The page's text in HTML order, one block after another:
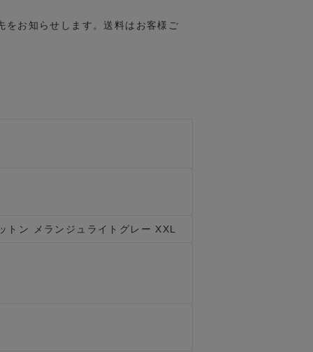
をお知らせします。送料はお客様ご
ン メランジュライトグレー XXL